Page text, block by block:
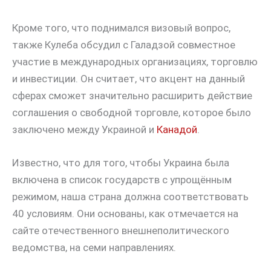
Кроме того, что поднимался визовый вопрос,
также Кулеба обсудил с Галадзой совместное
участие в международных организациях, торговлю
и инвестиции. Он считает, что акцент на данный
сферах сможет значительно расширить действие
соглашения о свободной торговле, которое было
заключено между Украиной и Канадой
Известно, что для того, чтобы Украина была
включена в список государств с упрощённым
режимом, наша страна должна соответствовать
40 условиям. Они основаны, как отмечается на
сайте отечественного внешнеполитического
ведомства, на семи направлениях.